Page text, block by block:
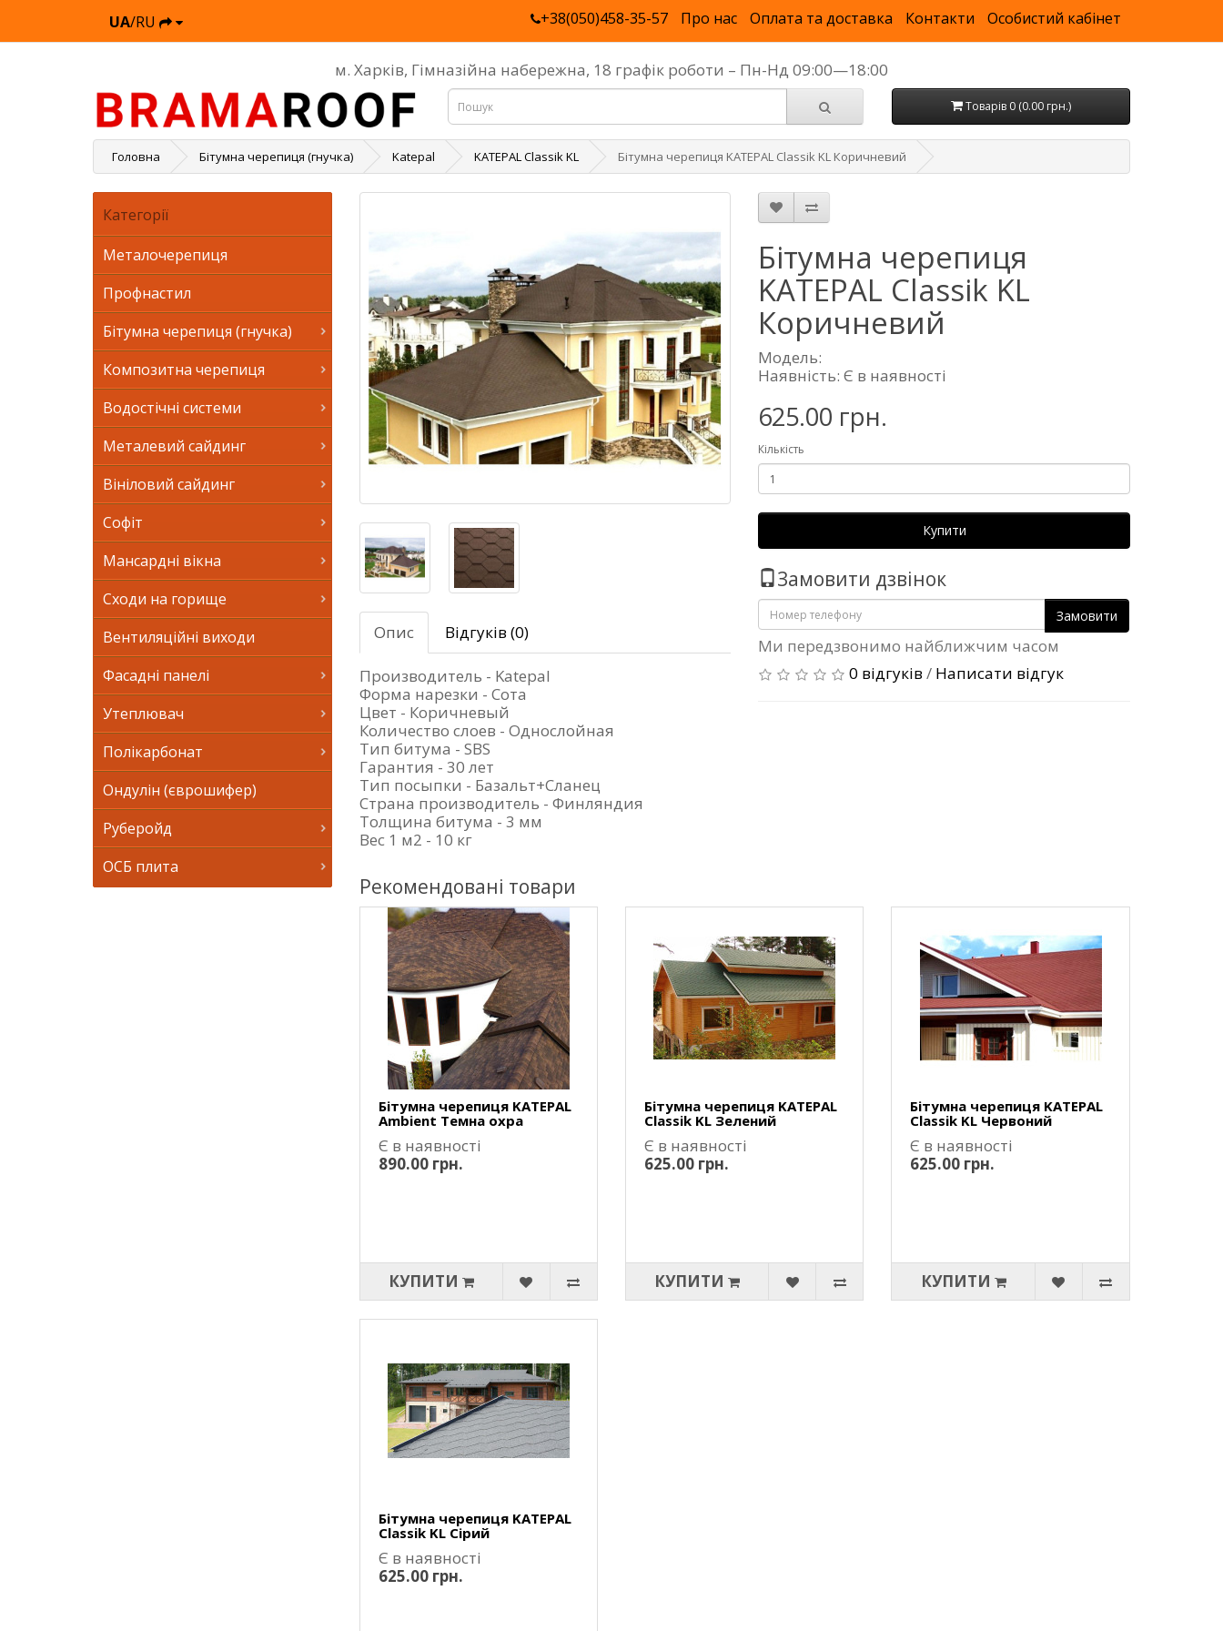
UA/RU +38(050)458-35-57 Про нас Оплата та доставка Контакти Особистий кабінет
м. Харків, Гімназійна набережна, 18 графік роботи – Пн-Нд 09:00—18:00
Товарів 0 (0.00 грн.)
Головна Бітумна черепиця (гнучка) Katepal KATEPAL Classik KL Бітумна черепиця KATEPAL Classik KL Коричневий
Категорії
Металочерепиця
Профнастил
Бітумна черепиця (гнучка)
Композитна черепиця
Водостічні системи
Металевий сайдинг
Вініловий сайдинг
Софіт
Мансардні вікна
Сходи на горище
Вентиляційні виходи
Фасадні панелі
Утеплювач
Полікарбонат
Ондулін (єврошифер)
Руберойд
ОСБ плита
Опис Відгуків (0)
Производитель - Katepal
Форма нарезки - Сота
Цвет - Коричневый
Количество слоев - Однослойная
Тип битума - SBS
Гарантия - 30 лет
Тип посыпки - Базальт+Сланец
Страна производитель - Финляндия
Толщина битума - 3 мм
Вес 1 м2 - 10 кг
Бітумна черепиця
KATEPAL Classik KL
Коричневий
Модель:
Наявність: Є в наявності
625.00 грн.
Кількість
Купити
Замовити дзвінок
Замовити
Ми передзвонимо найближчим часом
0 відгуків / Написати відгук
Рекомендовані товари
Бітумна черепиця KATEPAL
Ambient Темна охра
Є в наявності
890.00 грн.
КУПИТИ
Бітумна черепиця KATEPAL
Classik KL Зелений
Є в наявності
625.00 грн.
КУПИТИ
Бітумна черепиця KATEPAL
Classik KL Червоний
Є в наявності
625.00 грн.
КУПИТИ
Бітумна черепиця KATEPAL
Classik KL Сірий
Є в наявності
625.00 грн.